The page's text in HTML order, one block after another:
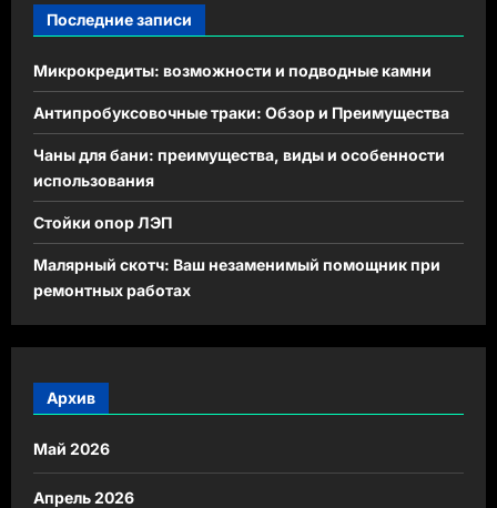
Последние записи
Микрокредиты: возможности и подводные камни
Антипробуксовочные траки: Обзор и Преимущества
Чаны для бани: преимущества, виды и особенности
использования
Стойки опор ЛЭП
Малярный скотч: Ваш незаменимый помощник при
ремонтных работах
Архив
Май 2026
Апрель 2026